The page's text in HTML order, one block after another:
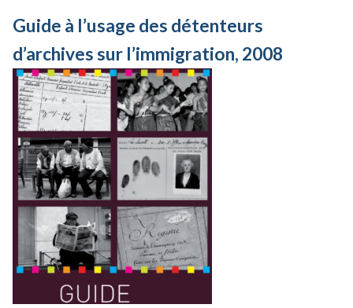
Guide à l’usage des détenteurs
d’archives sur l’immigration, 2008